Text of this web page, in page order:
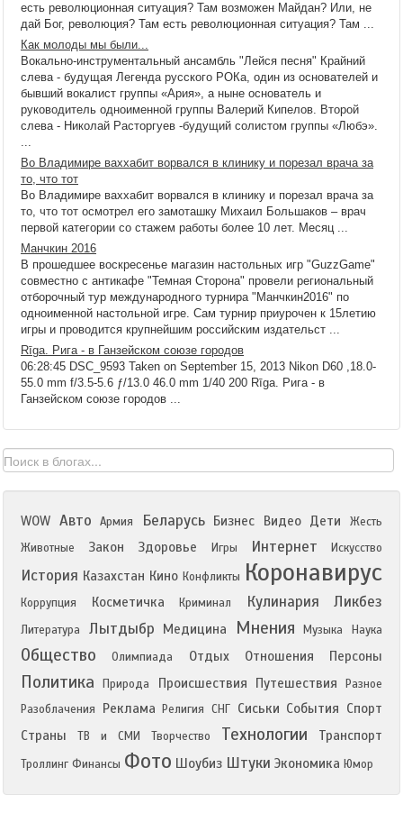
есть революционная ситуация? Там возможен Майдан? Или, не
дай Бог, революция? Там есть революционная ситуация? Там ...
Как молоды мы были...
Вокально-инструментальный ансамбль "Лейся песня" Крайний
слева - будущая Легенда русского РОКа, один из основателей и
бывший вокалист группы «Ария», а ныне основатель и
руководитель одноименной группы Валерий Кипелов. Второй
слева - Николай Расторгуев -будущий солистом группы «Любэ».
...
Во Владимире ваххабит ворвался в клинику и порезал врача за
то, что тот
Во Владимире ваххабит ворвался в клинику и порезал врача за
то, что тот осмотрел его замоташку Михаил Большаков – врач
первой категории со стажем работы более 10 лет. Месяц ...
Манчкин 2016
В прошедшее воскресенье магазин настольных игр "GuzzGame"
совместно с антикафе "Темная Сторона" провели региональный
отборочный тур международного турнира "Манчкин2016" по
одноименной настольной игре. Сам турнир приурочен к 15летию
игры и проводится крупнейшим российским издательст ...
Rīga. Рига - в Ганзейском союзе городов
06:28:45 DSC_9593 Taken on September 15, 2013 Nikon D60 ,18.0-
55.0 mm f/3.5-5.6 ƒ/13.0 46.0 mm 1/40 200 Rīga. Рига - в
Ганзейском союзе городов ...
WOW Авто Армия Беларусь Бизнес Видео Дети
Жесть
Животные
Закон Здоровье Игры Интернет Искусство
История Казахстан Кино Конфликты Коронавирус
Коррупция Косметичка Криминал Кулинария Ликбез
Литература Лытдыбр Медицина Мнения Музыка Наука
Общество Олимпиада Отдых Отношения Персоны
Политика Природа Происшествия Путешествия
Разное
Разоблачения
Реклама Религия СНГ Сиськи События Спорт
Страны
ТВ и СМИ Творчество Технологии Транспорт
Троллинг Финансы Фото Шоубиз Штуки Экономика Юмор